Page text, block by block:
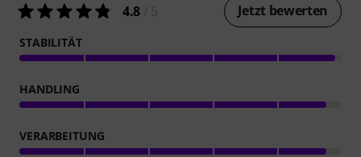
4.8 Jetzt bewerten
STABILITÄT
HANDLING
VERARBEITUNG